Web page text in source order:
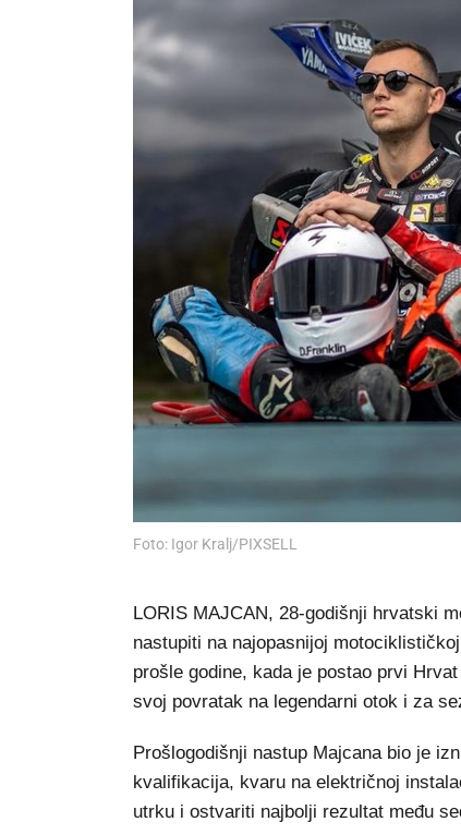
Foto: Igor Kralj/PIXSELL
LORIS MAJCAN, 28-godišnji hrvatski
nastupiti na najopasnijoj
prošle godine, kada je postao prvi
svoj povratak na legendarni otok i za
Prošlogodišnji nastup Majcana bio je
kvalifikacija, kvaru na električnoj
utrku i ostvariti najbolji rezultat među